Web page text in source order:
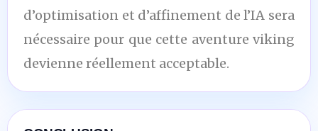
d’optimisation et d’affinement de l’IA sera
nécessaire pour que cette aventure viking
devienne réellement acceptable.